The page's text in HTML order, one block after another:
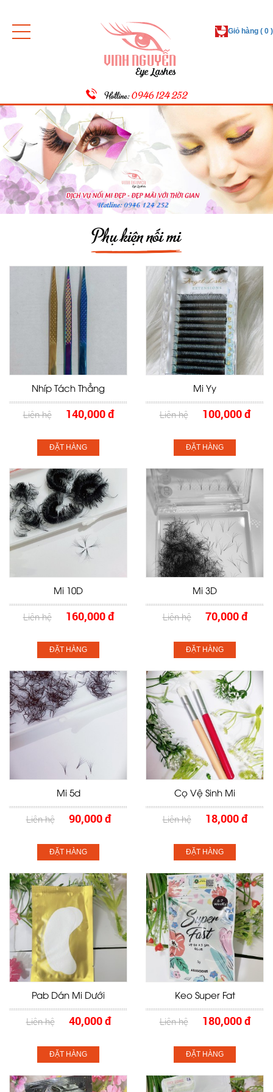
Hotline:0946 124 252
Giỏ hàng ( 0 )
Phụ kiện nối mi
Nhíp Tách Thẳng
Liên hệ 140,000 đ
ĐẶT HÀNG
Mi Yy
Liên hệ 100,000 đ
ĐẶT HÀNG
Mi 10D
Liên hệ 160,000 đ
ĐẶT HÀNG
Mi 3D
Liên hệ 70,000 đ
ĐẶT HÀNG
Mi 5d
Liên hệ 90,000 đ
ĐẶT HÀNG
Cọ Vệ Sinh Mi
Liên hệ 18,000 đ
ĐẶT HÀNG
Pab Dán Mi Dưới
Liên hệ 40,000 đ
ĐẶT HÀNG
Keo Super Fat
Liên hệ 180,000 đ
ĐẶT HÀNG